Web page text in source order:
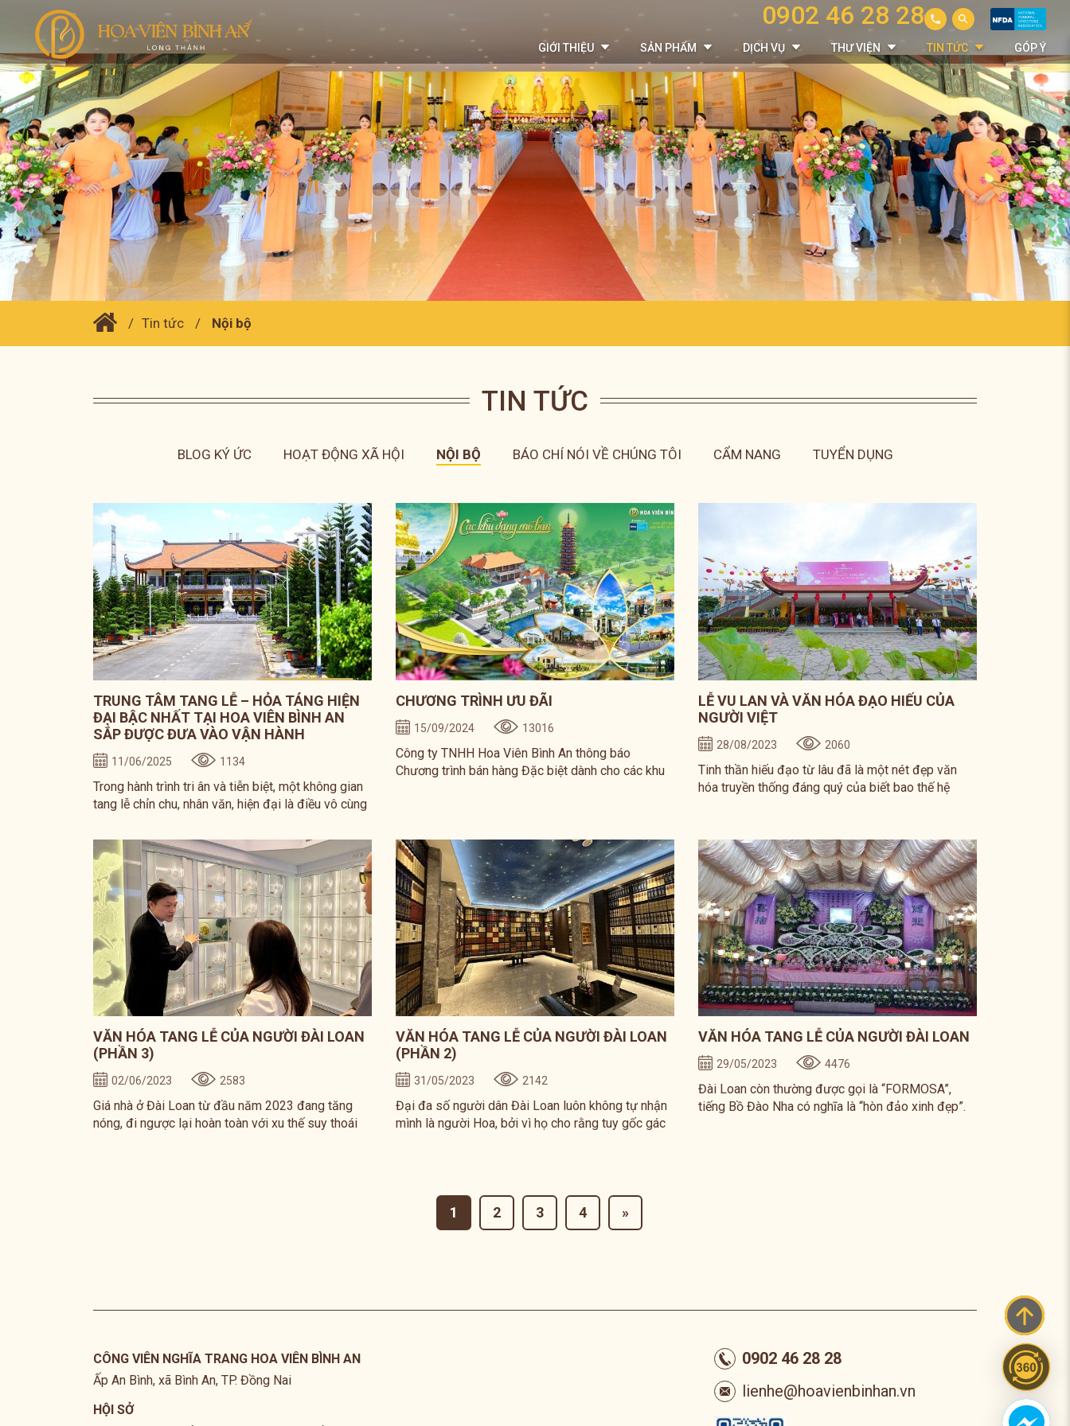
0902 46 28 28
GIỚI THIỆU SẢN PHẨM DỊCH VỤ THƯ VIỆN TIN TỨC GÓP Ý
Tin tức Nội bộ
TIN TỨC
BLOG KÝ ỨC HOẠT ĐỘNG XÃ HỘI NỘI BỘ BÁO CHÍ NÓI VỀ CHÚNG TÔI CẨM NANG TUYỂN DỤNG
TRUNG TÂM TANG LỄ – HỎA TÁNG HIỆN
ĐẠI BẬC NHẤT TẠI HOA VIÊN BÌNH AN
SẮP ĐƯỢC ĐƯA VÀO VẬN HÀNH
11/06/2025 1134
Trong hành trình tri ân và tiễn biệt, một không gian
tang lễ chỉn chu, nhân văn, hiện đại là điều vô cùng
công viên nghĩa trang đẳng cấp tại Long Thành,
Đồng Nai – chính thức hoàn thiện và sắp đưa vào
hoạt động Trung tâm Tang lễ – Hỏa táng hiện đại
bậc nhất khu vực.
CHƯƠNG TRÌNH ƯU ĐÃI
15/09/2024 13016
Công ty TNHH Hoa Viên Bình An thông báo
Chương trình bán hàng Đặc biệt dành cho các khu
LỄ VU LAN VÀ VĂN HÓA ĐẠO HIẾU CỦA
NGƯỜI VIỆT
28/08/2023 2060
Tinh thần hiếu đạo từ lâu đã là một nét đẹp văn
hóa truyền thống đáng quý của biết bao thế hệ
được ông cha ta nhắc nhở con cháu ghi lòng tạc
dạ: “Thờ cha mẹ, ở hết lòng - Ấy là chữ hiếu, dạy
trong luân thường”.
VĂN HÓA TANG LỄ CỦA NGƯỜI ĐÀI LOAN
(PHẦN 3)
02/06/2023 2583
Giá nhà ở Đài Loan từ đầu năm 2023 đang tăng
nóng, đi ngược lại hoàn toàn với xu thế suy thoái
VĂN HÓA TANG LỄ CỦA NGƯỜI ĐÀI LOAN
(PHẦN 2)
31/05/2023 2142
Đại đa số người dân Đài Loan luôn không tự nhận
mình là người Hoa, bởi vì họ cho rằng tuy gốc gác
VĂN HÓA TANG LỄ CỦA NGƯỜI ĐÀI LOAN
29/05/2023 4476
Đài Loan còn thường được gọi là “FORMOSA”,
tiếng Bồ Đào Nha có nghĩa là “hòn đảo xinh đẹp”.
1 2 3 4 »
CÔNG VIÊN NGHĨA TRANG HOA VIÊN BÌNH AN
Ấp An Bình, xã Bình An, TP. Đồng Nai
HỘI SỞ
0902 46 28 28
lienhe@hoavienbinhan.vn